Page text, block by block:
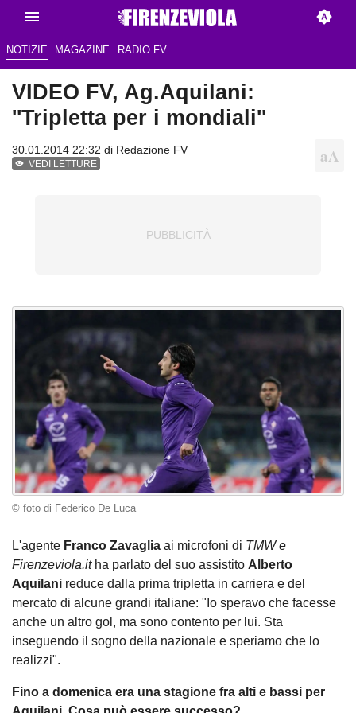
NOTIZIE MAGAZINE RADIO FV
VIDEO FV, Ag.Aquilani:
''Tripletta per i mondiali''
30.01.2014 22:32 di Redazione FV
VEDI LETTURE
© foto di Federico De Luca
L'agente Franco Zavaglia ai microfoni di TMW e
Firenzeviola.itha parlato del suo assistito Alberto
Aquilani reduce dalla prima tripletta in carriera e del
mercato di alcune grandi italiane: "Io speravo che facesse
anche un altro gol, ma sono contento per lui. Sta
inseguendo il sogno della nazionale e speriamo che lo
realizzi".
Fino a domenica era una stagione fra alti e bassi per